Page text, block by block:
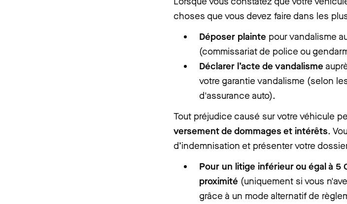
choses que vous devez faire dans les
Déposer plainte pour vandalisme
(commissariat de police ou
Déclarer l’acte de vandalisme
votre garantie vandalisme (selon
d'assurance auto).
Tout préjudice causé sur votre véhicule
versement de dommages et intérêts.
d’indemnisation et présenter votre
Pour un litige inférieur ou égal à 5
proximité (uniquement si vous
grâce à un mode alternatif de